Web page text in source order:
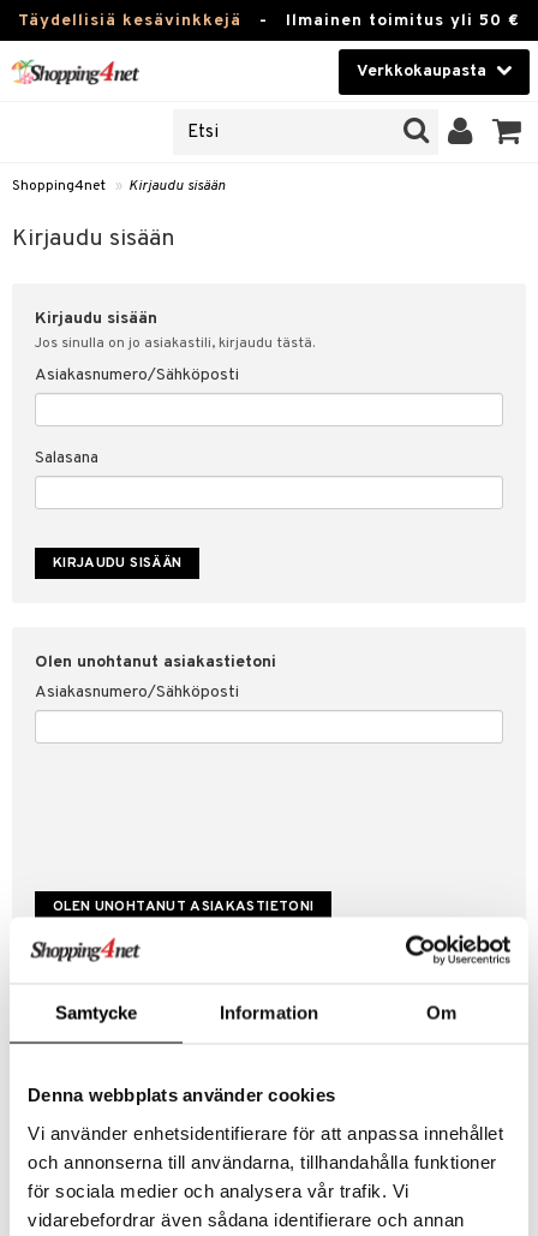
Samtycke Information Om
Denna webbplats använder cookies
Vi använder enhetsidentifierare för att anpassa innehållet
och annonserna till användarna, tillhandahålla funktioner
för sociala medier och analysera vår trafik. Vi
vidarebefordrar även sådana identifierare och annan
Täydellisiä kesävinkkejä - Ilmainen toimitus yli 50 €
Verkkokaupasta
Piilolinssit
Luontaistuotteet
Fitness
Koti & Sisustus
Lelut, Lapsi & Vauva
Tuotemerkkejä
Shopping4net » Kirjaudu sisään
Kirjaudu sisään
Kirjaudu sisään
Jos sinulla on jo asiakastili, kirjaudu tästä.
Asiakasnumero/Sähköposti
Salasana
Olen unohtanut asiakastietoni
Asiakasnumero/Sähköposti
Luo uusi asiakas
Hyviä tarjouksia
Kestotilaus
Arvostele tuotteita
Toivelistat
sisään
& vastauksia
myyntiehdot
suojaus